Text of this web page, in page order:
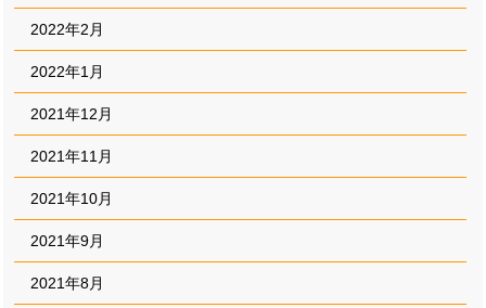
2022年2月
2022年1月
2021年12月
2021年11月
2021年10月
2021年9月
2021年8月